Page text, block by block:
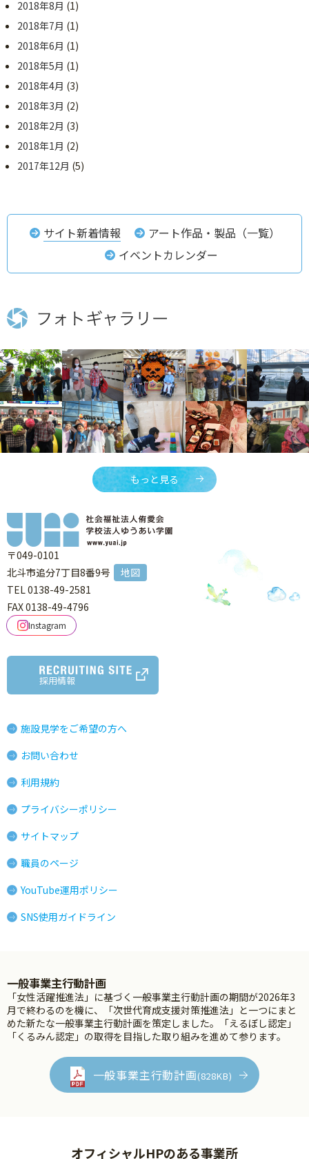
2018年8月 (1)
2018年7月 (1)
2018年6月 (1)
2018年5月 (1)
2018年4月 (3)
2018年3月 (2)
2018年2月 (3)
2018年1月 (2)
2017年12月 (5)
サイト新着情報
アート作品・製品（一覧）
イベントカレンダー
もっと見る
〒049-0101
北斗市追分7丁目8番9号
地図
TEL 0138-49-2581
FAX 0138-49-4796
Instagram
採用情報
施設見学をご希望の方へ
お問い合わせ
利用規約
プライバシーポリシー
サイトマップ
職員のページ
YouTube運用ポリシー
SNS使用ガイドライン
一般事業主行動計画
「女性活躍推進法」に基づく一般事業主行動計画の期間が2026年3
月で終わるのを機に、「次世代育成支援対策推進法」と一つにまと
めた新たな一般事業主行動計画を策定しました。「えるぼし認定」
「くるみん認定」の取得を目指した取り組みを進めて参ります。
一般事業主行動計画(828KB)
オフィシャルHPのある事業所